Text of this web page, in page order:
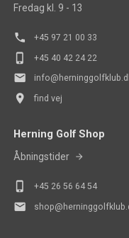
Fredag kl. 9 - 13
phone +45 97 21 00 33
phone_iphone +45 40 42 24 22
mail
place find vej
Herning Golf Shop
Åbningstider
phone_iphone +45 26 56 64 54
mail